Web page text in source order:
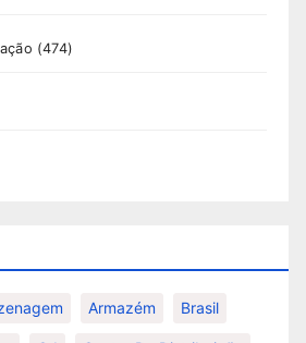
(474)
Armazém Brasil